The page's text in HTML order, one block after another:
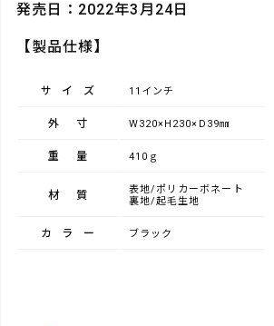
発売日：2022年3月24日
【製品仕様】
サイズ 11インチ
外寸 W320×H230×D39㎜
重量 410ｇ
材質
表地/ポリカーボネート
裏地/起毛生地
カラー ブラック